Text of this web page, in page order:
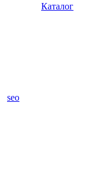
Каталог
seo